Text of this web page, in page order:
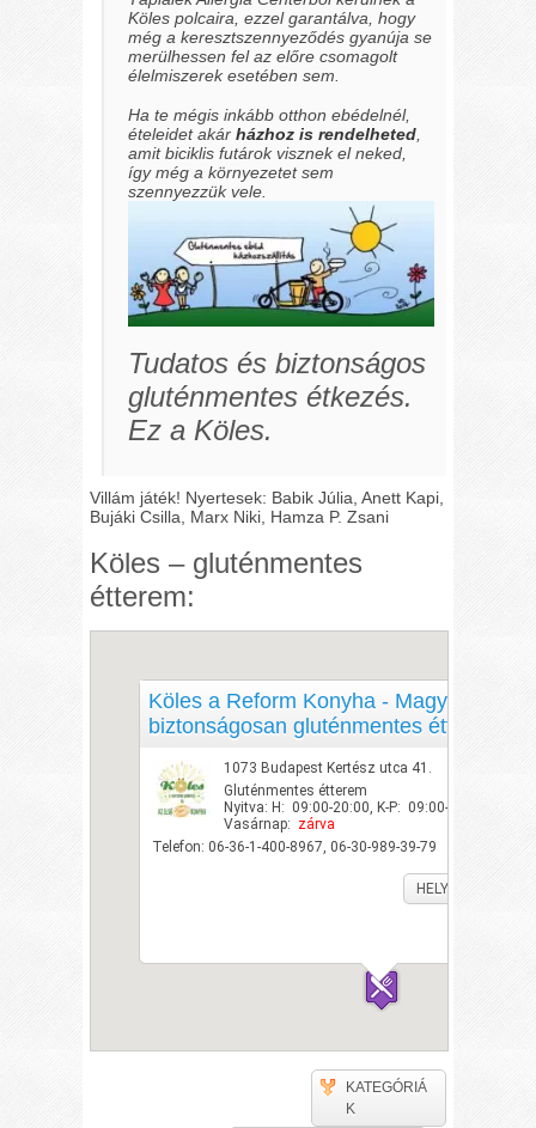
Köles polcaira, ezzel garantálva, hogy
még a keresztszennyeződés gyanúja se
merülhessen fel az előre csomagolt
élelmiszerek esetében sem.
Ha te mégis inkább otthon ebédelnél,
ételeidet akárházhoz is rendelheted
amit biciklis futárok visznek el neked,
így még a környezetet sem
szennyezzük vele.
Tudatos és biztonságos
gluténmentes étkezés.
Ez a Köles.
Villám játék! Nyertesek: Babik Júlia ,Anett Kapi
Bujáki Csilla
Marx Niki Hamza P. Zsani
Köles – gluténmentes
étterem:
Köles a Reform Konyha - Magyarország
biztonságosan gluténmentes étterme
1073 Budapest Kertész utca 41.
Gluténmentes étterem
Nyitva: H: 09:00-20:00, K-P: 09:00-22:00, Szo:
Vasárnap: zárva
Telefon: 06-36-1-400-8967, 06-30-989-39-79
HELYSZÍN
KATEGÓRIÁ
K